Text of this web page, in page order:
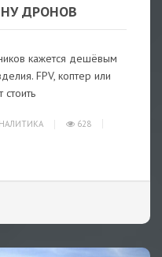
ДРОНОВ
кажется дешёвым
FPV, коптер или
628